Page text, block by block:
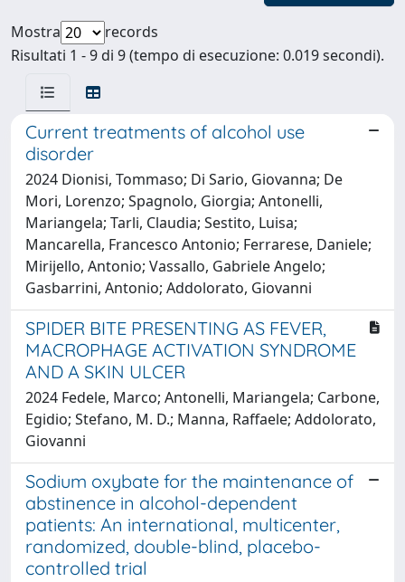
Mostra
records
Risultati 1 - 9 di 9 (tempo di esecuzione: 0.019 secondi).
Current treatments of alcohol use
disorder
2024 Dionisi, Tommaso; Di Sario, Giovanna; De
Mori, Lorenzo; Spagnolo, Giorgia; Antonelli,
Mariangela; Tarli, Claudia; Sestito, Luisa;
Mancarella, Francesco Antonio; Ferrarese, Daniele;
Mirijello, Antonio; Vassallo, Gabriele Angelo;
Gasbarrini, Antonio; Addolorato, Giovanni
SPIDER BITE PRESENTING AS FEVER,
MACROPHAGE ACTIVATION SYNDROME
AND A SKIN ULCER
2024 Fedele, Marco; Antonelli, Mariangela; Carbone,
Egidio; Stefano, M. D.; Manna, Raffaele; Addolorato,
Giovanni
Sodium oxybate for the maintenance of
abstinence in alcohol-dependent
patients: An international, multicenter,
randomized, double-blind, placebo-
controlled trial